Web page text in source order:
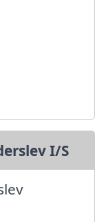
I/S